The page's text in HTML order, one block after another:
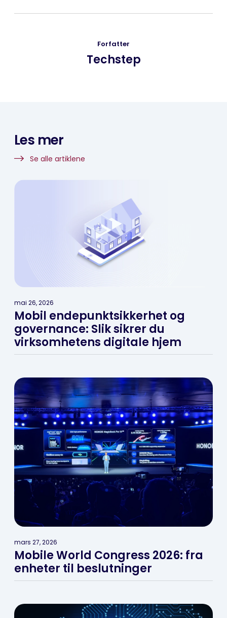
Forfatter
Techstep
Les mer
Se alle artiklene
mai 26, 2026
Mobil endepunktsikkerhet og
governance: Slik sikrer du
virksomhetens digitale hjem
mars 27, 2026
Mobile World Congress 2026: fra
enheter til beslutninger